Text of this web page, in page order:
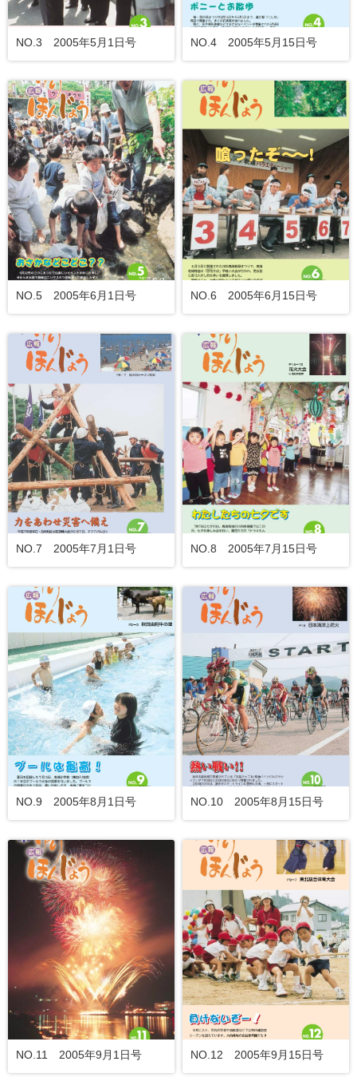
NO.3 2005年5月1日号 NO.4 2005年5月15日号
NO.5 2005年6月1日号 NO.6 2005年6月15日号
NO.7 2005年7月1日号 NO.8 2005年7月15日号
NO.9 2005年8月1日号 NO.10 2005年8月15日号
NO.11 2005年9月1日号 NO.12 2005年9月15日号